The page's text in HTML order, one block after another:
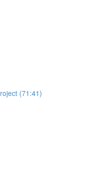
(71:41)